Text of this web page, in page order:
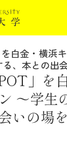
在学生の方
卒業生の方
保証人の方
企業・研
を白金・横浜
、本との出
」を
～学生
いの場